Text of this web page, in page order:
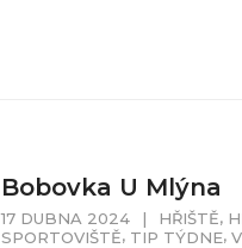
Bobovka U Mlýna
17 DUBNA 2024 | HŘIŠTĚ,
SPORTOVIŠTĚ, TIP TÝDNE,